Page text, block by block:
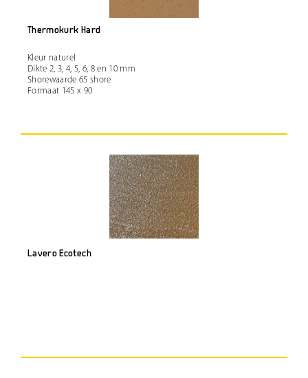
Thermokurk Hard
Kleur naturel
Dikte 2, 3, 4, 5, 6, 8 en 10 mm
Shorewaarde 65 shore
Formaat 145 x 90
Lavero Ecotech